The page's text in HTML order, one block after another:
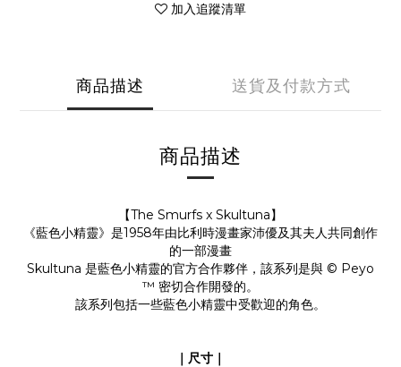
加入追蹤清單
商品描述 送貨及付款方式
商品描述
【The Smurfs x Skultuna】
《藍色小精靈》 是1958年由比利時漫畫家沛優及其夫人共同創作
的一部漫畫
Skultuna 是藍色小精靈的官方合作夥伴，該系列是與 © Peyo
™ 密切合作開發的。
該系列包括一些藍色小精靈中受歡迎的角色。
｜尺寸｜